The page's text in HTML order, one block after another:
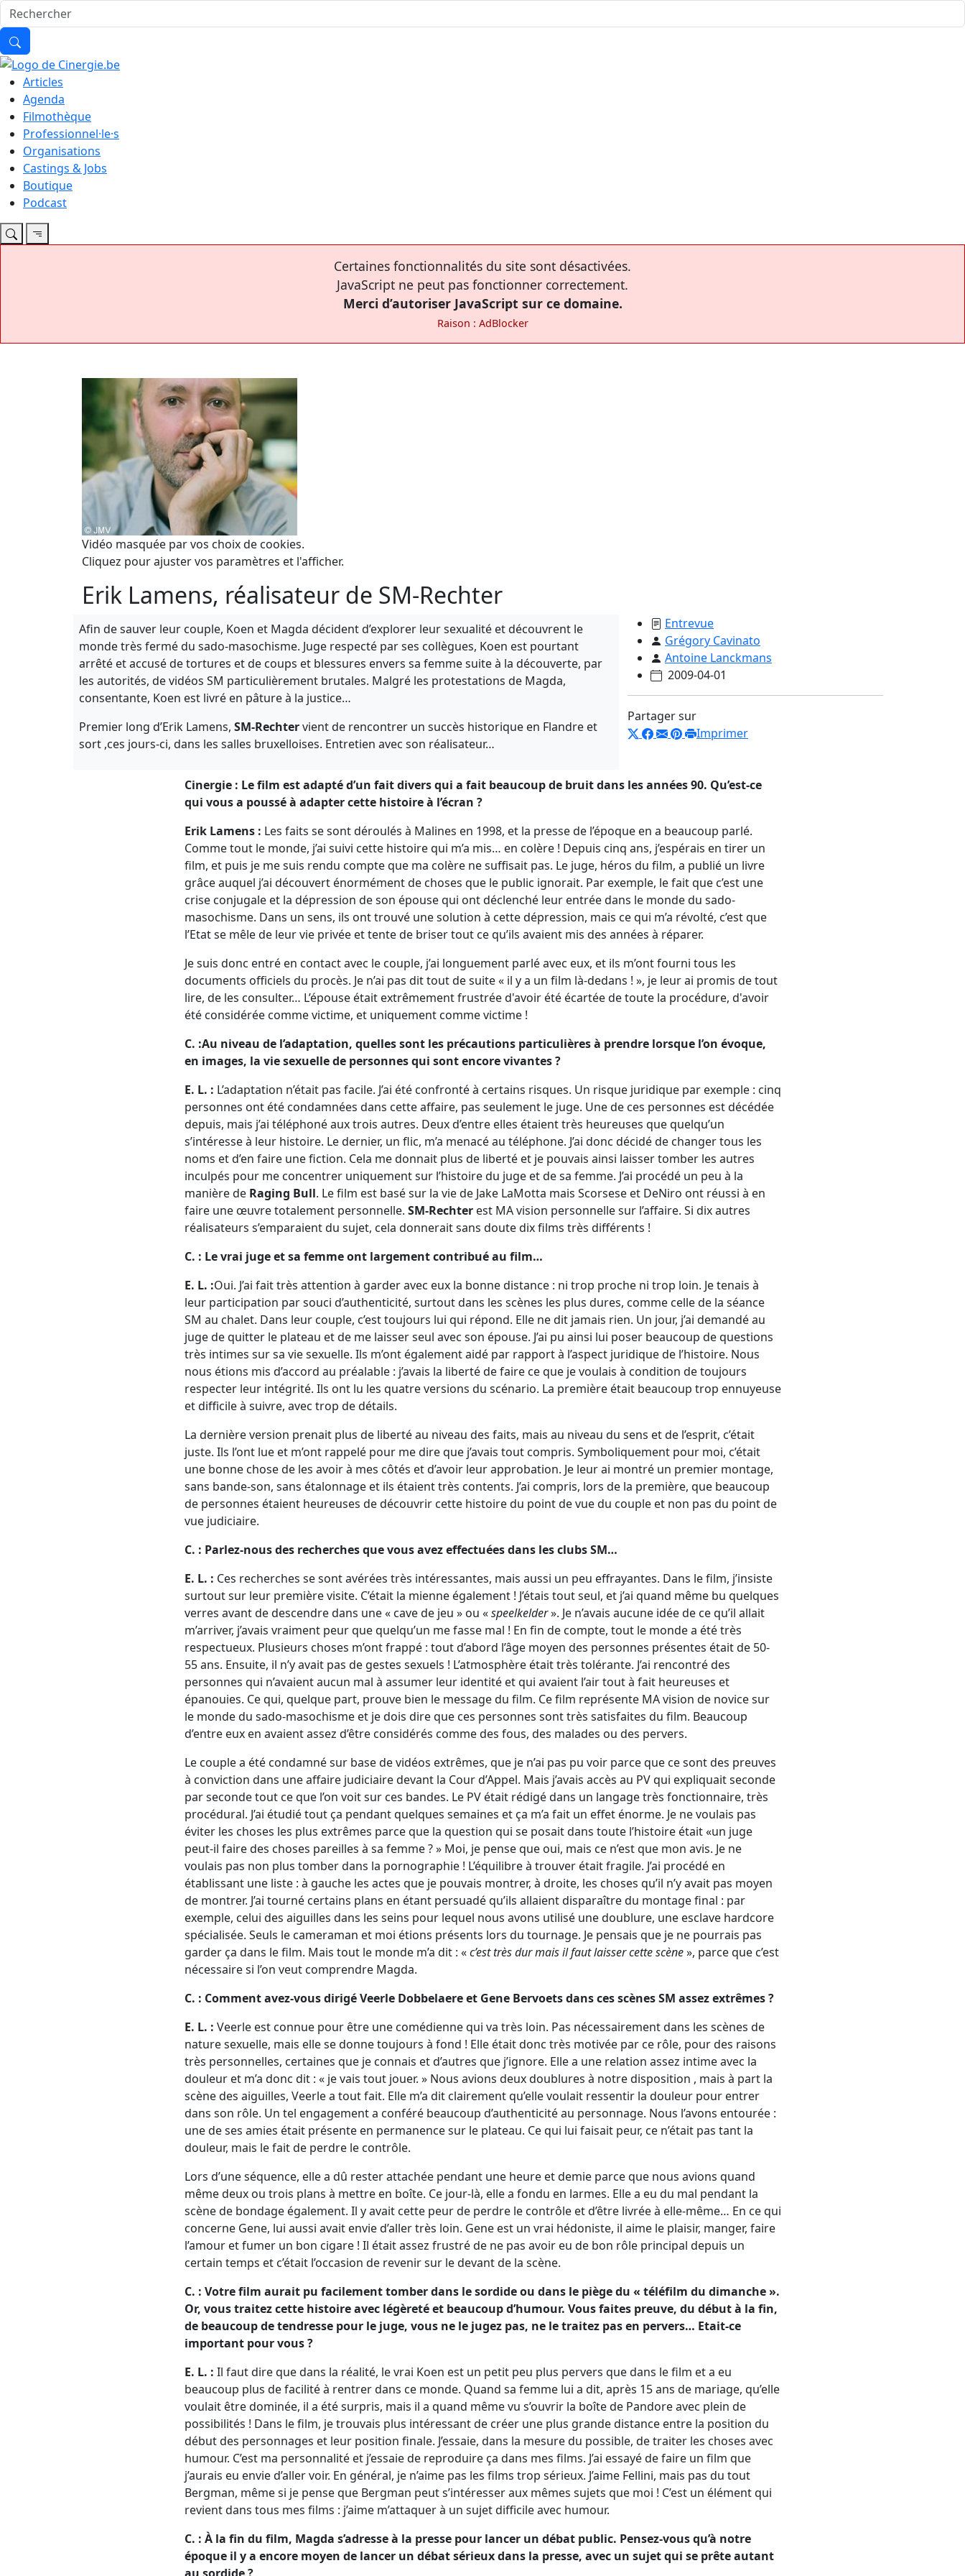
Articles
Agenda
Filmothèque
Professionnel·le·s
Organisations
Castings & Jobs
Boutique
Podcast
Certaines fonctionnalités du site sont désactivées.
JavaScript ne peut pas fonctionner correctement.
Merci d’autoriser JavaScript sur ce domaine.
Raison : AdBlocker
Vidéo masquée par vos choix de cookies.
Cliquez pour ajuster vos paramètres et l'afficher.
Erik Lamens, réalisateur de SM-Rechter
Afin de sauver leur couple, Koen et Magda décident d’explorer leur sexualité et découvrent le
monde très fermé du sado-masochisme. Juge respecté par ses collègues, Koen est pourtant
arrêté et accusé de tortures et de coups et blessures envers sa femme suite à la découverte, par
les autorités, de vidéos SM particulièrement brutales. Malgré les protestations de Magda,
consentante, Koen est livré en pâture à la justice…
Premier long d’Erik Lamens, SM-Rechtervient de rencontrer un succès historique en Flandre et
sort ,ces jours-ci, dans les salles bruxelloises. Entretien avec son réalisateur…
Entrevue
Grégory Cavinato
Antoine Lanckmans
2009-04-01
Partager sur
Imprimer
Cinergie : Le film est adapté d’un fait divers qui a fait beaucoup de bruit dans les années 90. Qu’est-ce
qui vous a poussé à adapter cette histoire à l’écran ?
Erik Lamens : Les faits se sont déroulés à Malines en 1998, et la presse de l’époque en a beaucoup parlé.
Comme tout le monde, j’ai suivi cette histoire qui m’a mis… en colère ! Depuis cinq ans, j’espérais en tirer un
film, et puis je me suis rendu compte que ma colère ne suffisait pas. Le juge, héros du film, a publié un livre
grâce auquel j’ai découvert énormément de choses que le public ignorait. Par exemple, le fait que c’est une
crise conjugale et la dépression de son épouse qui ont déclenché leur entrée dans le monde du sado-
masochisme. Dans un sens, ils ont trouvé une solution à cette dépression, mais ce qui m’a révolté, c’est que
l’Etat se mêle de leur vie privée et tente de briser tout ce qu’ils avaient mis des années à réparer.
Je suis donc entré en contact avec le couple, j’ai longuement parlé avec eux, et ils m’ont fourni tous les
documents officiels du procès. Je n’ai pas dit tout de suite « il y a un film là-dedans ! », je leur ai promis de tout
lire, de les consulter… L’épouse était extrêmement frustrée d'avoir été écartée de toute la procédure, d'avoir
été considérée comme victime, et uniquement comme victime !
C. :Au niveau de l’adaptation, quelles sont les précautions particulières à prendre lorsque l’on évoque,
en images, la vie sexuelle de personnes qui sont encore vivantes ?
E. L. : L’adaptation n’était pas facile. J’ai été confronté à certains risques. Un risque juridique par exemple : cinq
personnes ont été condamnées dans cette affaire, pas seulement le juge. Une de ces personnes est décédée
depuis, mais j’ai téléphoné aux trois autres. Deux d’entre elles étaient très heureuses que quelqu’un
s’intéresse à leur histoire. Le dernier, un flic, m’a menacé au téléphone. J’ai donc décidé de changer tous les
noms et d’en faire une fiction. Cela me donnait plus de liberté et je pouvais ainsi laisser tomber les autres
inculpés pour me concentrer uniquement sur l’histoire du juge et de sa femme. J’ai procédé un peu à la
manière de Raging Bull. Le film est basé sur la vie de Jake LaMotta mais Scorsese et DeNiro ont réussi à en
faire une œuvre totalement personnelle. SM-Rechterest MA vision personnelle sur l’affaire. Si dix autres
réalisateurs s’emparaient du sujet, cela donnerait sans doute dix films très différents !
C. : Le vrai juge et sa femme ont largement contribué au film…
E. L. :Oui. J’ai fait très attention à garder avec eux la bonne distance : ni trop proche ni trop loin. Je tenais à
leur participation par souci d’authenticité, surtout dans les scènes les plus dures, comme celle de la séance
SM au chalet. Dans leur couple, c’est toujours lui qui répond. Elle ne dit jamais rien. Un jour, j’ai demandé au
juge de quitter le plateau et de me laisser seul avec son épouse. J’ai pu ainsi lui poser beaucoup de questions
très intimes sur sa vie sexuelle. Ils m’ont également aidé par rapport à l’aspect juridique de l’histoire. Nous
nous étions mis d’accord au préalable : j’avais la liberté de faire ce que je voulais à condition de toujours
respecter leur intégrité. Ils ont lu les quatre versions du scénario. La première était beaucoup trop ennuyeuse
et difficile à suivre, avec trop de détails.
La dernière version prenait plus de liberté au niveau des faits, mais au niveau du sens et de l’esprit, c’était
juste. Ils l’ont lue et m’ont rappelé pour me dire que j’avais tout compris. Symboliquement pour moi, c’était
une bonne chose de les avoir à mes côtés et d’avoir leur approbation. Je leur ai montré un premier montage,
sans bande-son, sans étalonnage et ils étaient très contents. J’ai compris, lors de la première, que beaucoup
de personnes étaient heureuses de découvrir cette histoire du point de vue du couple et non pas du point de
vue judiciaire.
C. : Parlez-nous des recherches que vous avez effectuées dans les clubs SM…
E. L. : Ces recherches se sont avérées très intéressantes, mais aussi un peu effrayantes. Dans le film, j’insiste
surtout sur leur première visite. C’était la mienne également ! J’étais tout seul, et j’ai quand même bu quelques
verres avant de descendre dans une « cave de jeu » ou «speelkelder». Je n’avais aucune idée de ce qu’il allait
m’arriver, j’avais vraiment peur que quelqu’un me fasse mal ! En fin de compte, tout le monde a été très
respectueux. Plusieurs choses m’ont frappé : tout d’abord l’âge moyen des personnes présentes était de 50-
55 ans. Ensuite, il n’y avait pas de gestes sexuels ! L’atmosphère était très tolérante. J’ai rencontré des
personnes qui n’avaient aucun mal à assumer leur identité et qui avaient l’air tout à fait heureuses et
épanouies. Ce qui, quelque part, prouve bien le message du film. Ce film représente MA vision de novice sur
le monde du sado-masochisme et je dois dire que ces personnes sont très satisfaites du film. Beaucoup
d’entre eux en avaient assez d’être considérés comme des fous, des malades ou des pervers.
Le couple a été condamné sur base de vidéos extrêmes, que je n’ai pas pu voir parce que ce sont des preuves
à conviction dans une affaire judiciaire devant la Cour d’Appel. Mais j’avais accès au PV qui expliquait seconde
par seconde tout ce que l’on voit sur ces bandes. Le PV était rédigé dans un langage très fonctionnaire, très
procédural. J’ai étudié tout ça pendant quelques semaines et ça m’a fait un effet énorme. Je ne voulais pas
éviter les choses les plus extrêmes parce que la question qui se posait dans toute l’histoire était «un juge
peut-il faire des choses pareilles à sa femme ? » Moi, je pense que oui, mais ce n’est que mon avis. Je ne
voulais pas non plus tomber dans la pornographie ! L’équilibre à trouver était fragile. J’ai procédé en
établissant une liste : à gauche les actes que je pouvais montrer, à droite, les choses qu’il n’y avait pas moyen
de montrer. J’ai tourné certains plans en étant persuadé qu’ils allaient disparaître du montage final : par
exemple, celui des aiguilles dans les seins pour lequel nous avons utilisé une doublure, une esclave hardcore
spécialisée. Seuls le cameraman et moi étions présents lors du tournage. Je pensais que je ne pourrais pas
garder ça dans le film. Mais tout le monde m’a dit : «c’est très dur mais il faut laisser cette scène», parce que c’est
nécessaire si l’on veut comprendre Magda.
C. : Comment avez-vous dirigé Veerle Dobbelaere et Gene Bervoets dans ces scènes SM assez extrêmes ?
E. L. : Veerle est connue pour être une comédienne qui va très loin. Pas nécessairement dans les scènes de
nature sexuelle, mais elle se donne toujours à fond ! Elle était donc très motivée par ce rôle, pour des raisons
très personnelles, certaines que je connais et d’autres que j’ignore. Elle a une relation assez intime avec la
douleur et m’a donc dit : « je vais tout jouer. » Nous avions deux doublures à notre disposition , mais à part la
scène des aiguilles, Veerle a tout fait. Elle m’a dit clairement qu’elle voulait ressentir la douleur pour entrer
dans son rôle. Un tel engagement a conféré beaucoup d’authenticité au personnage. Nous l’avons entourée :
une de ses amies était présente en permanence sur le plateau. Ce qui lui faisait peur, ce n’était pas tant la
douleur, mais le fait de perdre le contrôle.
Lors d’une séquence, elle a dû rester attachée pendant une heure et demie parce que nous avions quand
même deux ou trois plans à mettre en boîte. Ce jour-là, elle a fondu en larmes. Elle a eu du mal pendant la
scène de bondage également. Il y avait cette peur de perdre le contrôle et d’être livrée à elle-même… En ce qui
concerne Gene, lui aussi avait envie d’aller très loin. Gene est un vrai hédoniste, il aime le plaisir, manger, faire
l’amour et fumer un bon cigare ! Il était assez frustré de ne pas avoir eu de bon rôle principal depuis un
certain temps et c’était l’occasion de revenir sur le devant de la scène.
C. : Votre film aurait pu facilement tomber dans le sordide ou dans le piège du « téléfilm du dimanche ».
Or, vous traitez cette histoire avec légèreté et beaucoup d’humour. Vous faites preuve, du début à la fin,
de beaucoup de tendresse pour le juge, vous ne le jugez pas, ne le traitez pas en pervers… Etait-ce
important pour vous ?
E. L. : Il faut dire que dans la réalité, le vrai Koen est un petit peu plus pervers que dans le film et a eu
beaucoup plus de facilité à rentrer dans ce monde. Quand sa femme lui a dit, après 15 ans de mariage, qu’elle
voulait être dominée, il a été surpris, mais il a quand même vu s’ouvrir la boîte de Pandore avec plein de
possibilités ! Dans le film, je trouvais plus intéressant de créer une plus grande distance entre la position du
début des personnages et leur position finale. J’essaie, dans la mesure du possible, de traiter les choses avec
humour. C’est ma personnalité et j’essaie de reproduire ça dans mes films. J’ai essayé de faire un film que
j’aurais eu envie d’aller voir. En général, je n’aime pas les films trop sérieux. J’aime Fellini, mais pas du tout
Bergman, même si je pense que Bergman peut s’intéresser aux mêmes sujets que moi ! C’est un élément qui
revient dans tous mes films : j’aime m’attaquer à un sujet difficile avec humour.
C. : À la fin du film, Magda s’adresse à la presse pour lancer un débat public. Pensez-vous qu’à notre
époque il y a encore moyen de lancer un débat sérieux dans la presse, avec un sujet qui se prête autant